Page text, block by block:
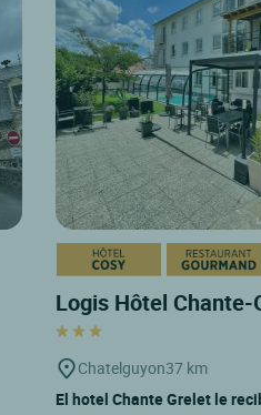
Logis Hôtel Chante-
Chatelguyon37 km
El hotel Chante Grelet le